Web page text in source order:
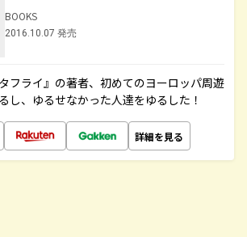
BOOKS
2016.10.07 発売
フライ』の著者、初めてのヨーロッパ周遊
し、ゆるせなかった人達をゆるした！
詳細を見る